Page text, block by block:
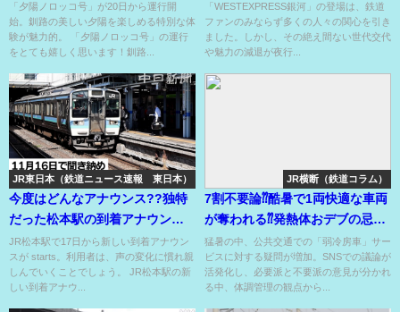
んびり走る?!
「夕陽ノロッコ号」が20日から運行開
始。釧路の美しい夕陽を楽しめる特別な体
験が魅力的。 「夕陽ノロッコ号」の運行
をとても嬉しく思います！釧路...
本線）近郊型の魔改造！
「WESTEXPRESS銀河」の登場は、鉄道
ファンのみならず多くの人々の関心を引き
ました。しかし、その絶え間ない世代交代
や魅力の減退が夜行...
JR東日本（鉄道ニュース速報 東日本）
今度はどんなアナウンス??独特
だった松本駅の到着アナウンス
がついにリニューアル⁉
JR松本駅で17日から新しい到着アナウン
スが starts。利用者は、声の変化に慣れ親
しんでいくことでしょう。 JR松本駅の新
しい到着アナウ...
JR横断（鉄道コラム）
7割不要論⁇酷暑で1両快適な車両
が奪われる⁇発熱体おデブの忌避
車両！
猛暑の中、公共交通での「弱冷房車」サー
ビスに対する疑問が増加。SNSでの議論が
活発化し、必要派と不要派の意見が分かれ
る中、体調管理の観点から...